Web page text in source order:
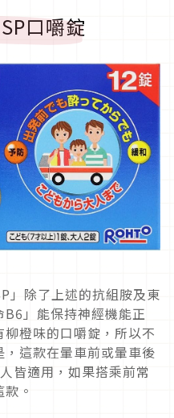
口嚼錠
」 除了上述的抗組胺及東
B6 」能保持神經機能正
柳橙味的口嚼錠，所以不
這款在暈車前或暈車後
皆適用，如果搭乘前常
。